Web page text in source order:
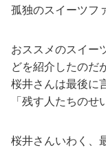
孤独のスイーツフ
おススメのスイー
どを紹介したのだ
桜井さんは最後に
「残す人たちのせ
桜井さんいわく、